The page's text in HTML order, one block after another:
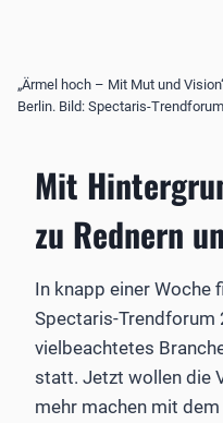
„Ärmel hoch – Mit Mut und
Berlin. Bild: Spectaris-Trendforum
Mit
zu Rednern
In knapp einer Woche
Spectaris-
vielbeachtetes
statt. Jetzt wollen die
mehr machen mit